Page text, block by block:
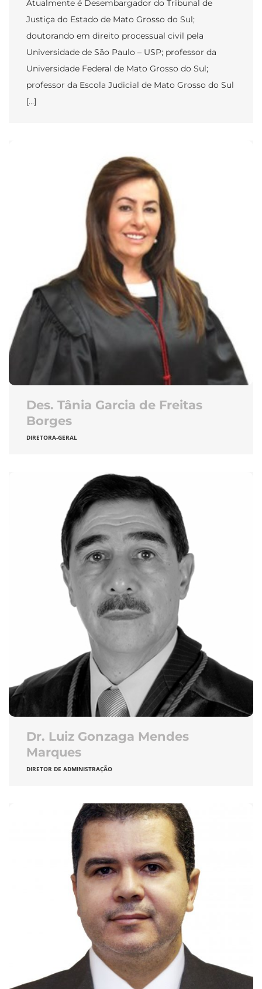
Atualmente é Desembargador do Tribunal de
Justiça do Estado de Mato Grosso do Sul;
doutorando em direito processual civil pela
Universidade de São Paulo – USP; professor da
Universidade Federal de Mato Grosso do Sul;
professor da Escola Judicial de Mato Grosso do Sul
[…]
Des. Tânia Garcia de Freitas
Borges
DIRETORA-GERAL
Dr. Luiz Gonzaga Mendes
Marques
DIRETOR DE ADMINISTRAÇÃO